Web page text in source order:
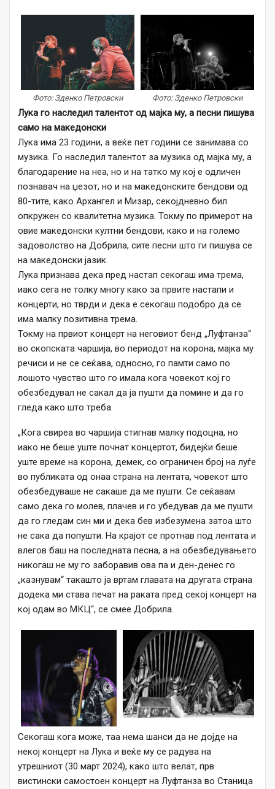
Фото: Зденко Петровски Фото: Зденко Петровски
Лука го наследил талентот од мајка му, а песни пишува
само на македонски
Лука има 23 години, а веќе пет години се занимава со
музика. Го наследил талентот за музика од мајка му, а
благодарение на неа, но и на татко му кој е одличен
познавач на џезот, но и на македонските бендови од
80-тите, како Архангел и Мизар, секојдневно бил
опкружен со квалитетна музика. Токму по примерот на
овие македонски култни бендови, како и на големо
задоволство на Добрила, сите песни што ги пишува се
на македонски јазик.
Лука признава дека пред настап секогаш има трема,
иако сега не толку многу како за првите настапи и
концерти, но тврди и дека е секогаш подобро да се
има малку позитивна трема.
Токму на првиот концерт на неговиот бенд „Луфтанза“
во скопската чаршија, во периодот на корона, мајка му
речиси и не се сеќава, односно, го памти само по
лошото чувство што го имала кога човекот кој го
обезбедувал не сакал да ја пушти да помине и да го
гледа како што треба.
„Кога свиреа во чаршија стигнав малку подоцна, но
иако не беше уште почнат концертот, бидејќи беше
уште време на корона, демек, со ограничен број на луѓе
во публиката од онаа страна на лентата, човекот што
обезбедуваше не сакаше да ме пушти. Се сеќавам
само дека го молев, плачев и го убедував да ме пушти
да го гледам син ми и дека бев избезумена затоа што
не сака да попушти. На крајот се протнав под лентата и
влегов баш на последната песна, а на обезбедувањето
никогаш не му го заборавив ова па и ден-денес го
„казнувам“ такашто ја вртам главата на другата страна
додека ми става печат на раката пред секој концерт на
кој одам во МКЦ“, се смее Добрила.
Секогаш кога може, таа нема шанси да не дојде на
некој концерт на Лука и веќе му се радува на
утрешниот (30 март 2024), како што велат, прв
вистински самостоен концерт на Луфтанза во Станица